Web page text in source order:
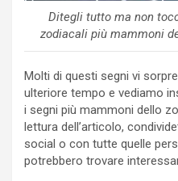
Ditegli tutto ma non
zodiacali più mammoni
Molti di questi segni vi
ulteriore tempo e vediamo
i segni più mammoni dello
lettura dell’articolo,
social o con tutte quelle
potrebbero trovare